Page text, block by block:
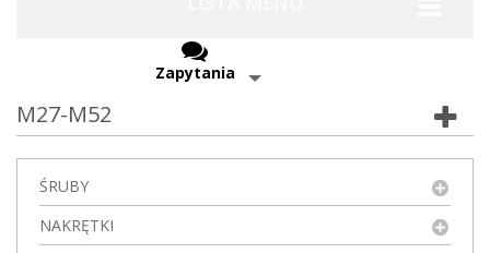
Zapytania
M27-M52
ŚRUBY
NAKRĘTKI